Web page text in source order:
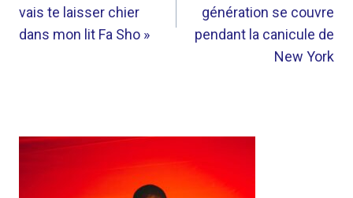
vais te laisser chier
dans mon lit Fa Sho »
génération se couvre
pendant la canicule de
New York